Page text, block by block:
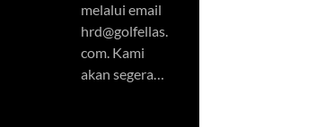
melalui email
hrd@golfellas.
com. Kami
akan segera…